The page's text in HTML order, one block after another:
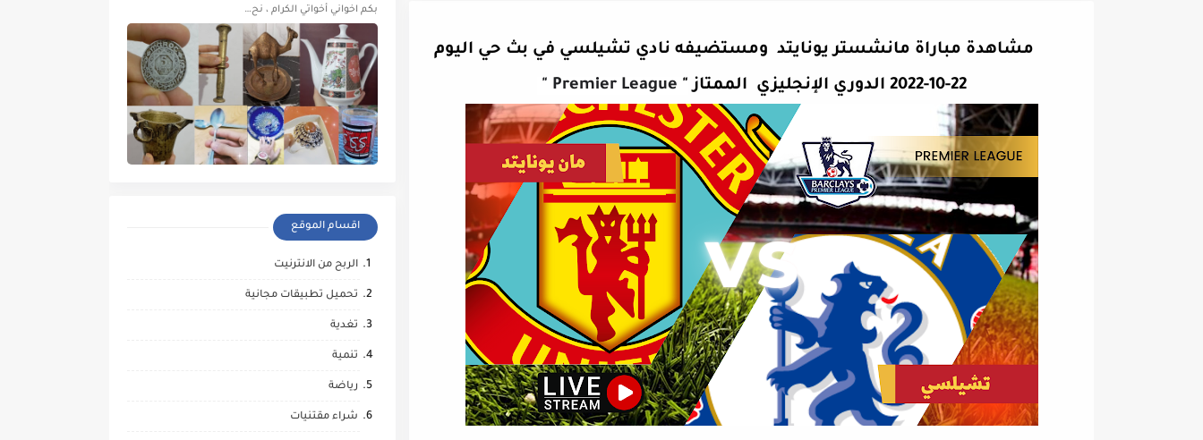
مشاهدة مباراة مانشستر يونايتد ومستضيفه نادي تشيلسي في بث حي اليوم
22-10-2022 الدوري الإنجليزي الممتاز
"
Premier League "
بكم اخواني أخواتي الكرام ، نح…
اقسام الموقع
الربح من الانترنيت
تحميل تطبيقات مجانية
تغدية
تنمية
رياضة
شراء مقتنيات